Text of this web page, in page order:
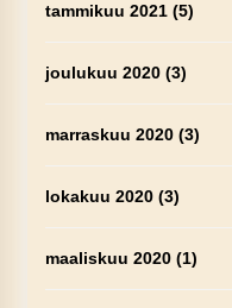
tammikuu 2021(5)
joulukuu 2020(3)
marraskuu 2020(3)
lokakuu 2020(3)
maaliskuu 2020(1)